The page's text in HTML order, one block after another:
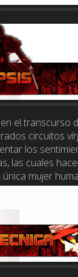
el transcurso
circuitos
los
las cuales
mujer